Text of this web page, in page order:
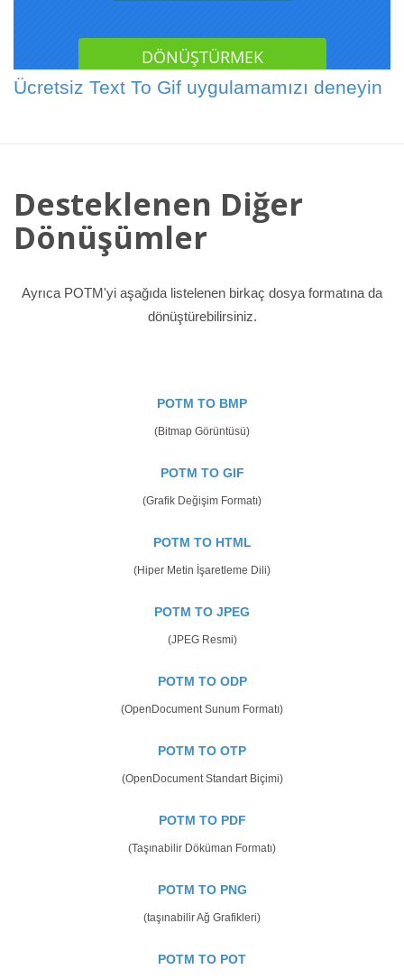
Ücretsiz Text To Gif uygulamamızı deneyin
Desteklenen Diğer
Dönüşümler
Ayrıca POTM'yi aşağıda listelenen birkaç dosya formatına da
dönüştürebilirsiniz.
POTM TO BMP
(Bitmap Görüntüsü)
POTM TO GIF
(Grafik Değişim Formatı)
POTM TO HTML
(Hiper Metin İşaretleme Dili)
POTM TO JPEG
(JPEG Resmi)
POTM TO ODP
(OpenDocument Sunum Formatı)
POTM TO OTP
(OpenDocument Standart Biçimi)
POTM TO PDF
(Taşınabilir Döküman Formatı)
POTM TO PNG
(taşınabilir Ağ Grafikleri)
POTM TO POT